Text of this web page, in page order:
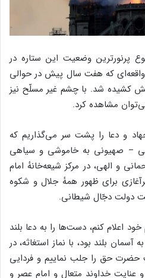
پرنورترین وضعیت این ستاره در
واقعه‌ای که هفت سال پیش در حوالی
کشیده شد. با چشم غیر مسلّح نیز
مشاهده کرد.
و دعا را پشت سر می‌گذاریم که
– صهیونی به خاموشی و سیاهی
و الهی، در مرکز شیعه‌خانهٔ امام
برای ظهور همهٔ جلال و شکوه
دولت دجّال شیطانی.
اعلام کنم، دست‌ها را به دعا بلند
بلند بود، با نماز استغاثه، در
حق را جلب نماییم و فردایی
عنایت خداوند متعال و امام عصر و